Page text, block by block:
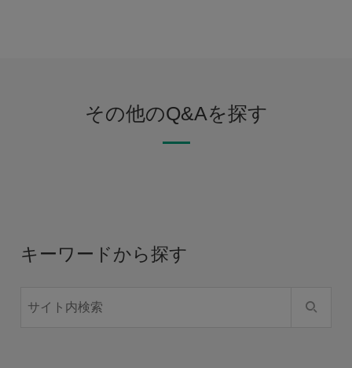
その他のQ&Aを探す
キーワードから探す